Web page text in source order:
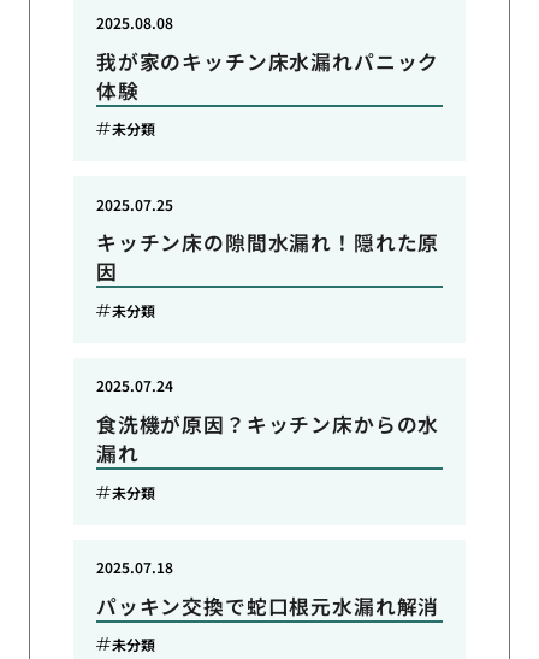
我が家のキッチン床水漏れパニック
体験
2025.08.08
未分類
キッチン床の隙間水漏れ！隠れた原
因
2025.07.25
未分類
食洗機が原因？キッチン床からの水
漏れ
2025.07.24
未分類
パッキン交換で蛇口根元水漏れ解消
2025.07.18
未分類